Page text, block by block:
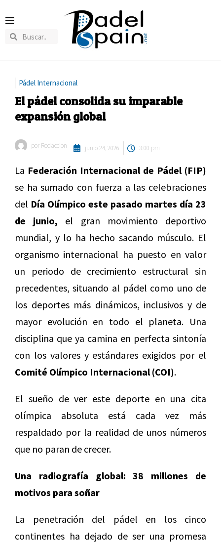
Pádel Internacional
El pádel consolida su imparable
expansión global
por Redaccion junio 24, 2026 3:00 pm
La Federación Internacional de Pádel (FIP)
se ha sumado con fuerza a las celebraciones
del Día Olímpico este pasado martes día 23
de junio, el gran movimiento deportivo
mundial, y lo ha hecho sacando músculo. El
organismo internacional ha puesto en valor
un periodo de crecimiento estructural sin
precedentes, situando al pádel como uno de
los deportes más dinámicos, inclusivos y de
mayor evolución en todo el planeta. Una
disciplina que ya camina en perfecta sintonía
con los valores y estándares exigidos por el
Comité Olímpico Internacional (COI).
El sueño de ver este deporte en una cita
olímpica absoluta está cada vez más
respaldado por la realidad de unos números
que no paran de crecer.
Una radiografía global: 38 millones de
motivos para soñar
La penetración del pádel en los cinco
continentes ha dejado de ser una promesa